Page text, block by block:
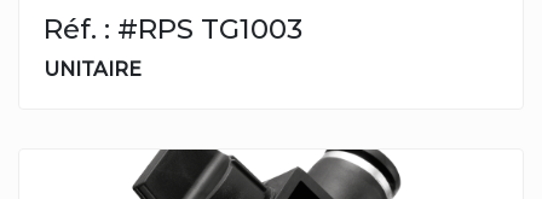
Réf. : #RPS TG1003
UNITAIRE